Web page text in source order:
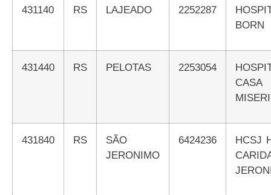
431140 RS LAJEADO 2252287
HOSPITAL BRUNO
BORN
431440 RS PELOTAS 2253054
HOSPITAL SANTA
431840 RS
SÃO
JERONIMO
6424236
HCSJ HOSPITAL DE